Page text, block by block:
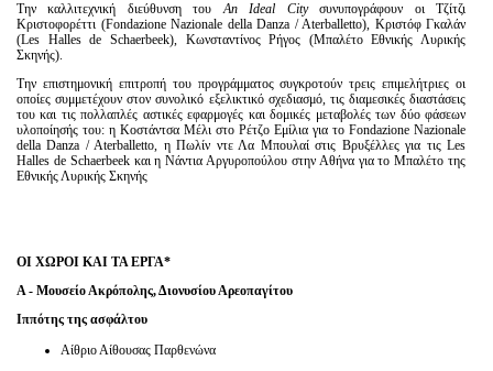
Την καλλιτεχνική διεύθυνση τουAnIdeal Cityσυνυπογράφουν οι Τζίτζι
Κριστοφορέττι (Fondazione Nazionale della Danza / Aterballetto), Κριστόφ Γκαλάν
(Les Halles de Schaerbeek), Κωνσταντίνος Ρήγος (Μπαλέτο Εθνικής Λυρικής
Σκηνής).
Την επιστημονική επιτροπή του προγράμματος συγκροτούν τρεις επιμελήτριες οι
οποίες συμμετέχουν στον συνολικό εξελικτικό σχεδιασμό, τις διαμεσικές διαστάσεις
του και τις πολλαπλές αστικές εφαρμογές και δομικές μεταβολές των δύο φάσεων
υλοποίησής του: η Κοστάντσα Μέλι στο Ρέτζο Εμίλια για το Fondazione Nazionale
della Danza / Aterballetto, η Πωλίν ντε Λα Μπουλαί στις Βρυξέλλες για τις Les
Halles de Schaerbeek και η Νάντια Αργυροπούλου στην Αθήνα για το Μπαλέτο της
Εθνικής Λυρικής Σκηνής
ΟΙ ΧΩΡΟΙ ΚΑΙ ΤΑ ΕΡΓΑ*
A- Μουσείο Ακρόπολης, Διονυσίου Αρεοπαγίτου
Ιππότης της ασφάλτου
Αίθριο Αίθουσας Παρθενώνα